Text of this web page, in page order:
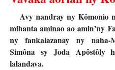
Avy nandray ny Kômonio
mihanta aminao ao amin’ny
ny fankalazanay ny naha-
Simôna sy Joda Apôstôly
lalandava.